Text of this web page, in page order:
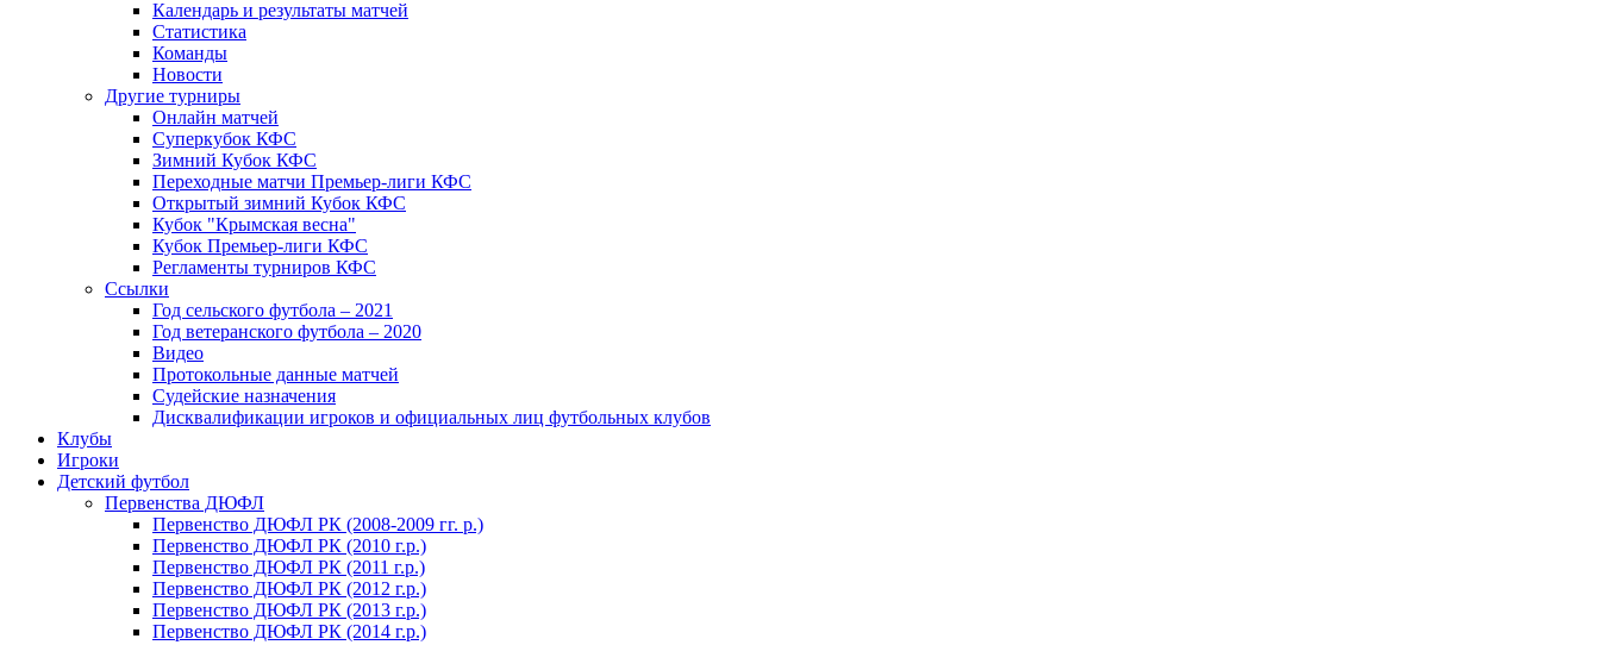
Календарь и результаты матчей
Статистика
Команды
Новости
Другие турниры
Онлайн матчей
Суперкубок КФС
Зимний Кубок КФС
Переходные матчи Премьер-лиги КФС
Открытый зимний Кубок КФС
Кубок "Крымская весна"
Кубок Премьер-лиги КФС
Регламенты турниров КФС
Ссылки
Год сельского футбола – 2021
Год ветеранского футбола – 2020
Видео
Протокольные данные матчей
Судейские назначения
Дисквалификации игроков и официальных лиц футбольных клубов
Клубы
Игроки
Детский футбол
Первенства ДЮФЛ
Первенство ДЮФЛ РК (2008-2009 гг. р.)
Первенство ДЮФЛ РК (2010 г.р.)
Первенство ДЮФЛ РК (2011 г.р.)
Первенство ДЮФЛ РК (2012 г.р.)
Первенство ДЮФЛ РК (2013 г.р.)
Первенство ДЮФЛ РК (2014 г.р.)